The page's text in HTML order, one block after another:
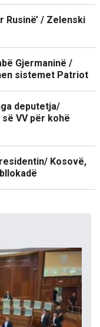
Rusinë’ / Zelenski
Gjermaninë /
sistemet Patriot
deputetja/
VV për kohë
Kosovë,